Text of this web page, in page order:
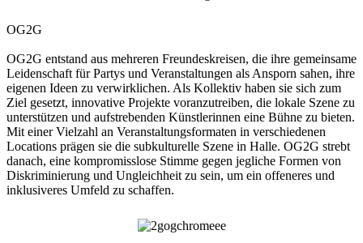
OG2G
OG2G entstand aus mehreren Freundeskreisen, die ihre gemeinsame
Leidenschaft für Partys und Veranstaltungen als Ansporn sahen, ihre
eigenen Ideen zu verwirklichen. Als Kollektiv haben sie sich zum
Ziel gesetzt, innovative Projekte voranzutreiben, die lokale Szene zu
unterstützen und aufstrebenden Künstlerinnen eine Bühne zu bieten.
Mit einer Vielzahl an Veranstaltungsformaten in verschiedenen
Locations prägen sie die subkulturelle Szene in Halle. OG2G strebt
danach, eine kompromisslose Stimme gegen jegliche Formen von
Diskriminierung und Ungleichheit zu sein, um ein offeneres und
inklusiveres Umfeld zu schaffen.